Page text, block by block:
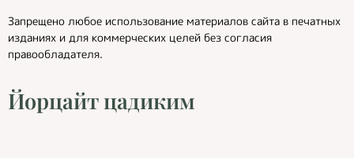
Запрещено любое использование материалов сайта в печатных
изданиях и для коммерческих целей без согласия
правообладателя.
Йорцайт цадиким